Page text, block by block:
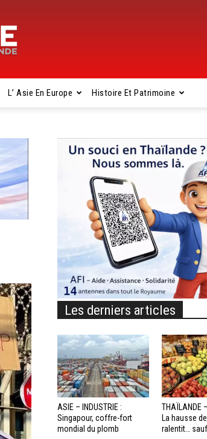
L’ Asie En Europe Histoire Et Patrimoine
Les derniers articles
ASIE – INDUSTRIE :
Singapour, coffre-fort
mondial du plomb
THAÏLANDE
La hausse
ralentit…